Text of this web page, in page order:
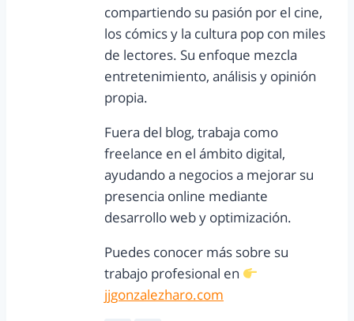
compartiendo su pasión por el cine,
los cómics y la cultura pop con miles
de lectores. Su enfoque mezcla
entretenimiento, análisis y opinión
propia.
Fuera del blog, trabaja como
freelance en el ámbito digital,
ayudando a negocios a mejorar su
presencia online mediante
desarrollo web y optimización.
Puedes conocer más sobre su
trabajo profesional en
jjgonzalezharo.com